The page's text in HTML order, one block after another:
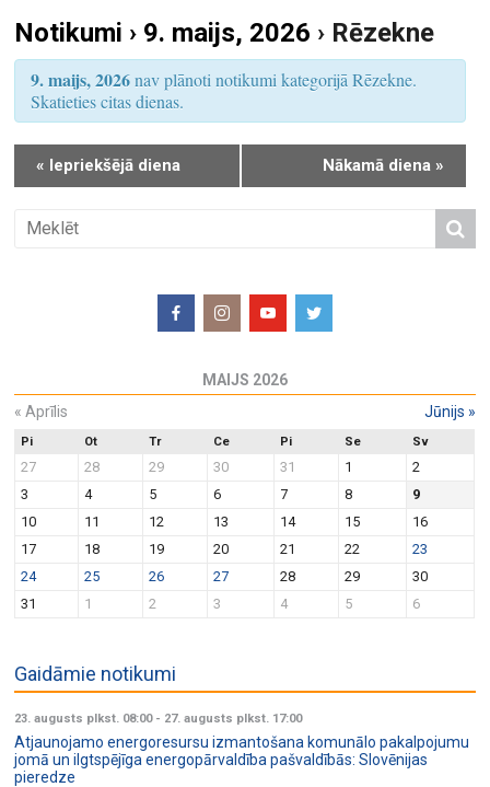
S
e
r
c
h
w
s
N
a
v
g
a
o
n
u
m
V
i
a
t
o
n
Notikumi › 9. maijs, 2026 › Rēzekne
9. maijs, 2026nav plānoti notikumi kategorijā Rēzekne.
Skatieties citas dienas.
« Iepriekšējā diena Nākamā diena »
MAIJS 2026
« Aprīlis Jūnijs »
Pi Ot Tr Ce Pi Se Sv
27 28 29 30 31 1
2
3
4 5 6 7 8
9
10
11 12 13 14 15
16
17
18 19 20 21 22
23
24
25 26 27 28 29
30
31
1 2 3 4 5 6
Gaidāmie notikumi
23. augusts plkst. 08:00- 27. augusts plkst. 17:00
Atjaunojamo energoresursu izmantošana komunālo pakalpojumu
jomā un ilgtspējīga energopārvaldība pašvaldībās: Slovēnijas
pieredze